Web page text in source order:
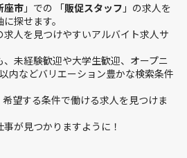
座市 」での 「販促スタッフ 」の求人を
探せます。
人を見つけやすいアルバイト求人サ
、未経験歓迎や大学生歓迎、オープニ
内などバリエーション豊かな検索条件
望する条件で働ける求人を見つけま
が見つかりますように！